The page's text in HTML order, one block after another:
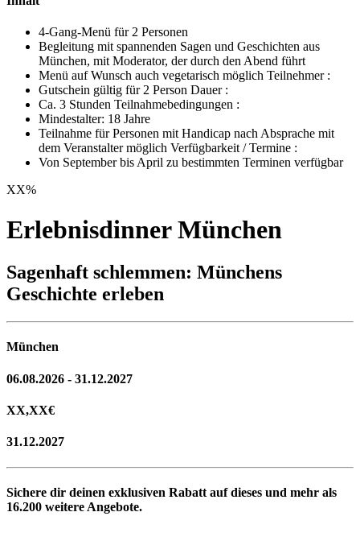
4-Gang-Menü für 2 Personen
Begleitung mit spannenden Sagen und Geschichten aus
München, mit Moderator, der durch den Abend führt
Menü auf Wunsch auch vegetarisch möglich Teilnehmer :
Gutschein gültig für 2 Person Dauer :
Ca. 3 Stunden Teilnahmebedingungen :
Mindestalter: 18 Jahre
Teilnahme für Personen mit Handicap nach Absprache mit
dem Veranstalter möglich Verfügbarkeit / Termine :
Von September bis April zu bestimmten Terminen verfügbar
XX%
Erlebnisdinner München
Sagenhaft schlemmen: Münchens
Geschichte erleben
München
06.08.2026 - 31.12.2027
XX,XX€
31.12.2027
Sichere dir deinen exklusiven Rabatt auf dieses und mehr als
16.200 weitere Angebote.